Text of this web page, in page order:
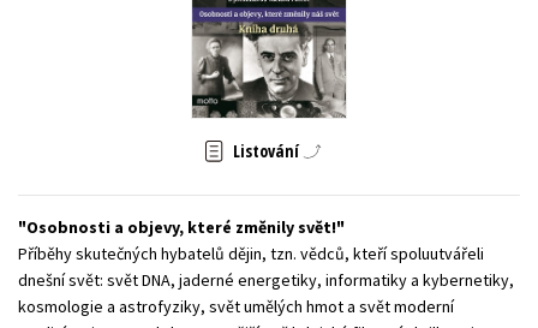
Zahraniční literatura
Všechny tituly
Listování
Osobnosti a objevy, které změnily svět!
Příběhy skutečných hybatelů dějin, tzn. vědců, kteří spoluutvářeli
dnešní svět: svět DNA, jaderné energetiky, informatiky a kybernetiky,
kosmologie a astrofyziky, svět umělých hmot a svět moderní